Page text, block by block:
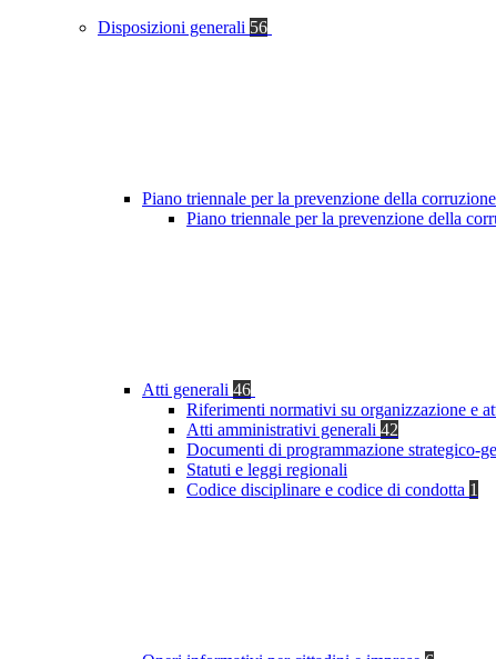
Disposizioni generali 56
Piano triennale per la prevenzione della
Piano triennale per la prevenzione della
Atti generali 46
Riferimenti normativi su organizzazione e
Atti amministrativi generali 42
Documenti di programmazione strategico-
Statuti e leggi regionali
Codice disciplinare e codice di condotta 1